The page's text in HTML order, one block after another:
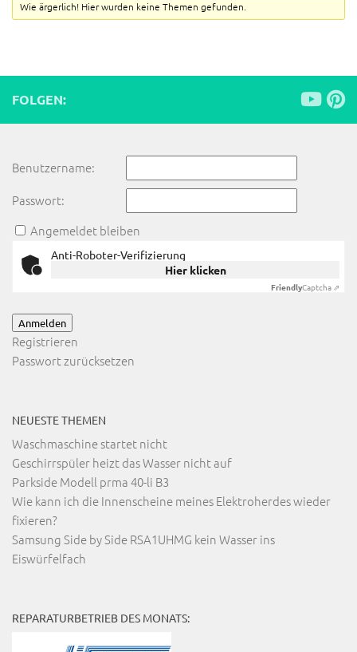
Wie ärgerlich! Hier wurden keine Themen gefunden.
FOLGEN:
Benutzername:
Passwort:
Angemeldet bleiben
Anti-Roboter-Verifizierung
Hier klicken
FriendlyCaptcha ⇗
Anmelden
Registrieren
Passwort zurücksetzen
NEUESTE THEMEN
Waschmaschine startet nicht
Geschirrspüler heizt das Wasser nicht auf
Parkside Modell prma 40-li B3
Wie kann ich die Innenscheine meines Elektroherdes wieder
fixieren?
Samsung Side by Side RSA1UHMG kein Wasser ins
Eiswürfelfach
REPARATURBETRIEB DES MONATS: